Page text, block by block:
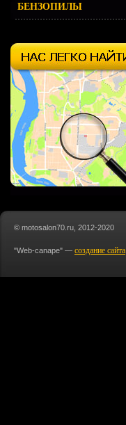
БЕНЗОПИЛЫ
© motosalon70.ru, 2012-2020
"Web-canape" — создание сайта